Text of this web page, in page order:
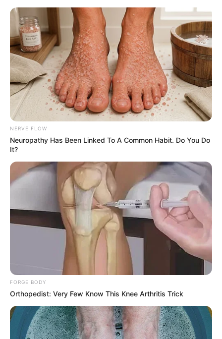
HOME
INSPIRASI
STYLE
FILM &
SERIES
NGAKAK
QUOTES
HYPE
MORE
NERVE FLOW
Neuropathy Has Been Linked To A Common Habit. Do You Do
It?
FORGE BODY
Orthopedist: Very Few Know This Knee Arthritis Trick